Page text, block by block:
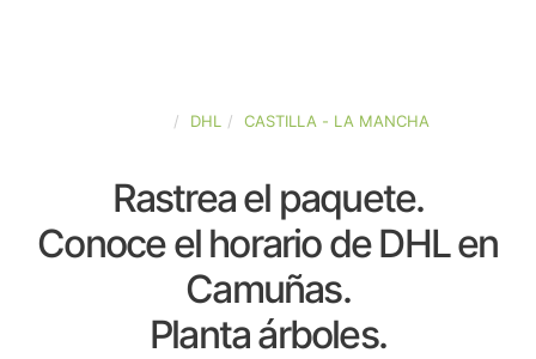
DHL CASTILLA - LA MANCHA
Rastrea el paquete.
Conoce el horario de DHL en
Camuñas.
Planta árboles.